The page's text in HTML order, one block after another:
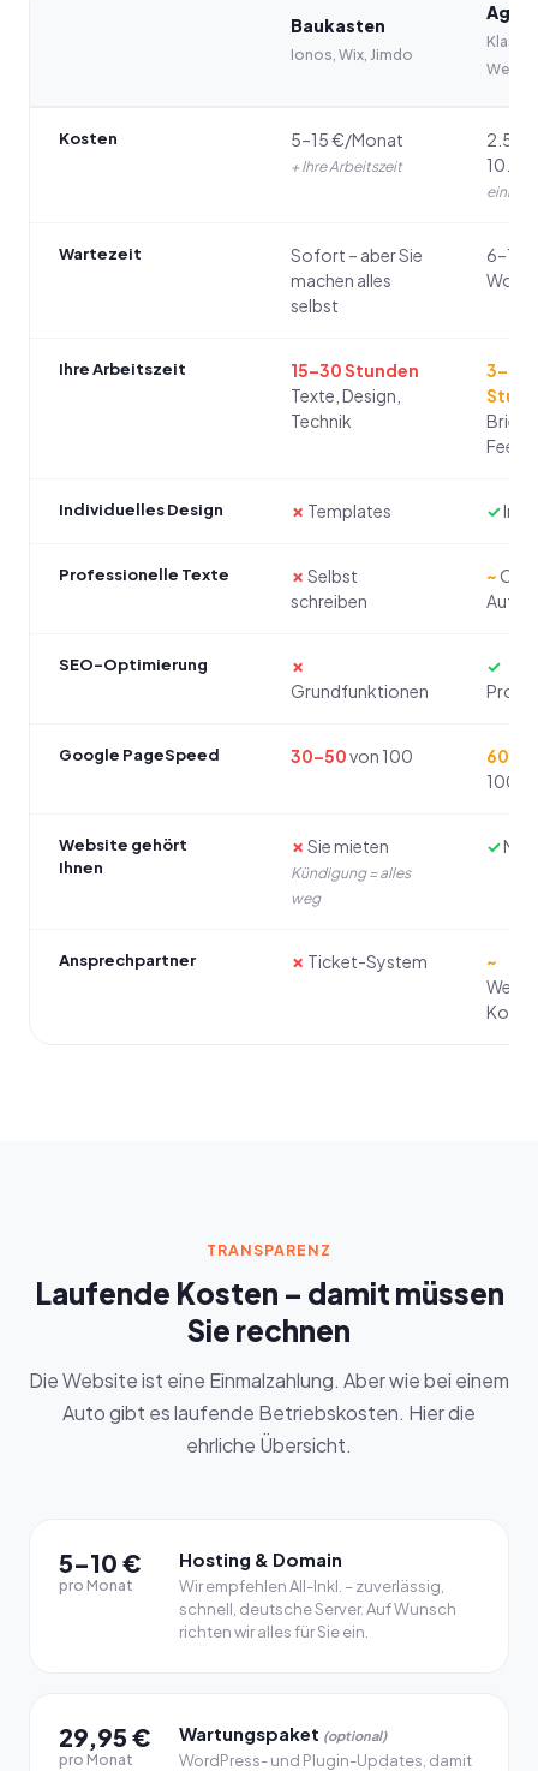
Baukasten
Ionos, Wix, Jimdo
Kosten 5–15 €/Monat
+ Ihre Arbeitszeit
Wartezeit
Sofort – aber Sie
machen alles
selbst
6–12
Ihre Arbeitszeit
15–30 Stunden
Texte, Design,
Technik
3–5
Individuelles Design ✗ Templates ✓
Professionelle Texte ✗ Selbst
schreiben
~ Oft
SEO-Optimierung
✗
Grundfunktionen
✓
Google PageSpeed 30–50von 100
100
Website gehört
Ihnen
✗ Sie mieten
Kündigung = alles
weg
✓
Ansprechpartner ✗ Ticket-System
~
TRANSPARENZ
Laufende Kosten – damit müssen
Sie rechnen
Die Website ist eine Einmalzahlung. Aber wie bei einem
Auto gibt es laufende Betriebskosten. Hier die
ehrliche Übersicht.
5–10 €
pro Monat
Hosting & Domain
Wir empfehlen All-Inkl. – zuverlässig,
schnell, deutsche Server. Auf Wunsch
richten wir alles für Sie ein.
29,95 €
pro Monat
Wartungspaket (optional)
WordPress- und Plugin-Updates, damit